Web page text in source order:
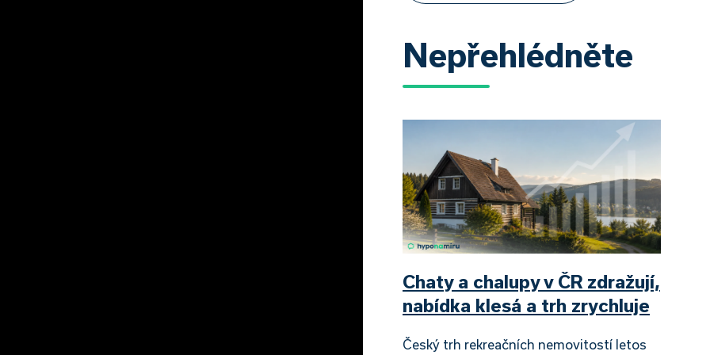
Nepřehlédněte
Chaty a chalupy v ČR zdražují,
nabídka klesá a trh zrychluje
Český trh rekreačních nemovitostí letos